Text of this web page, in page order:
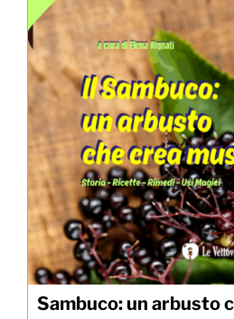
Sambuco: un arbusto